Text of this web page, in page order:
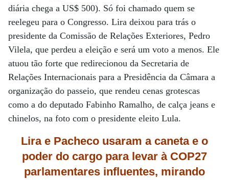
diária chega a US$ 500). Só foi chamado quem se
reelegeu para o Congresso. Lira deixou para trás o
presidente da Comissão de Relações Exteriores, Pedro
Vilela, que perdeu a eleição e será um voto a menos. Ele
atuou tão forte que redirecionou da Secretaria de
Relações Internacionais para a Presidência da Câmara a
organização do passeio, que rendeu cenas grotescas
como a do deputado Fabinho Ramalho, de calça jeans e
chinelos, na foto com o presidente eleito Lula.
Lira e Pacheco usaram a caneta e o
poder do cargo para levar à COP27
parlamentares influentes, mirando